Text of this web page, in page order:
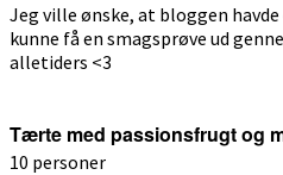
Jeg ville ønske, at bloggen
kunne få en smagsprøve ud
alletiders <3
Tærte med passionsfrugt og
10 personer